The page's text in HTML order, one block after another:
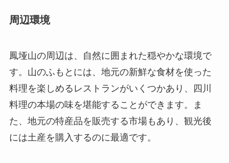
料理の本場の味を堪能することができます。ま
には土産を購入するのに最適です。
さらに、南充市には他にも多くの観光スポットが
あります。例えば、近くには南充抗日戦争記念館
や、漢代からの歴史を持つ閬中古城があります。
これらのスポットも訪れる価値がありますので、